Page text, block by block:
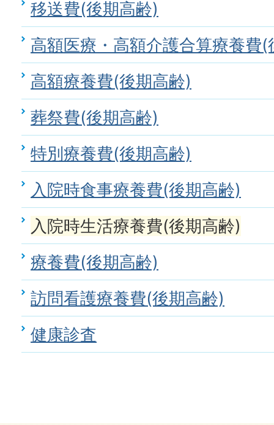
移送費(後期高齢)
高額医療・高額介護合算療養費(
高額療養費(後期高齢)
葬祭費(後期高齢)
特別療養費(後期高齢)
入院時食事療養費(後期高齢)
入院時生活療養費(後期高齢)
療養費(後期高齢)
訪問看護療養費(後期高齢)
健康診査